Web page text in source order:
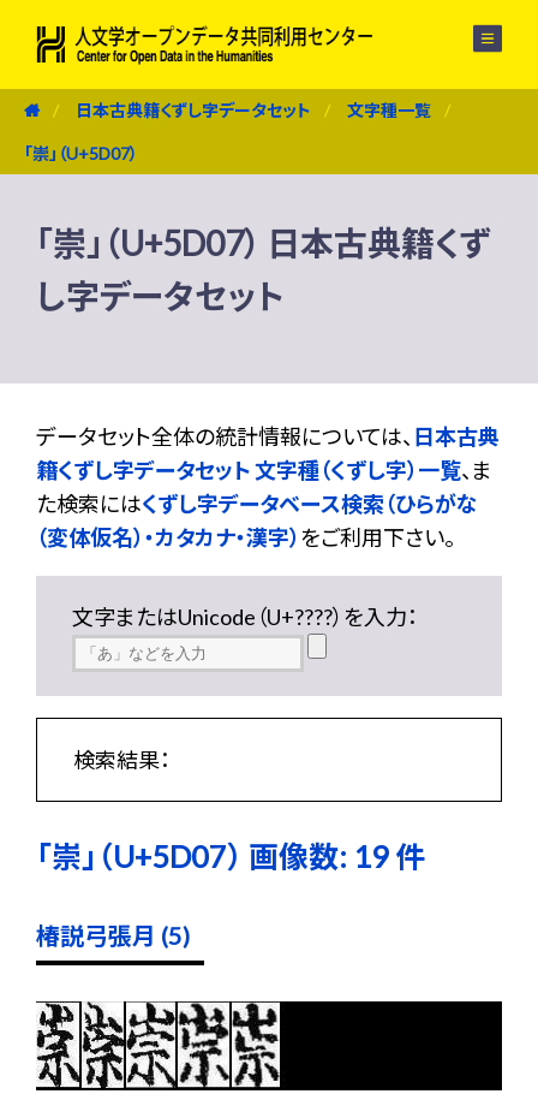
日本古典籍くずし字データセット 文字種一覧
「崇」（U+5D07）
「崇」（U+5D07） 日本古典籍くず
し字データセット
データセット全体の統計情報については、 日本古典
籍くずし字データセット 文字種（くずし字）一覧、ま
た検索にはくずし字データベース検索（ひらがな
（変体仮名）・カタカナ・漢字） をご利用下さい。
文字またはUnicode（U+????）を入力：
検索結果：
「崇」（U+5D07） 画像数: 19 件
椿説弓張月 (5)